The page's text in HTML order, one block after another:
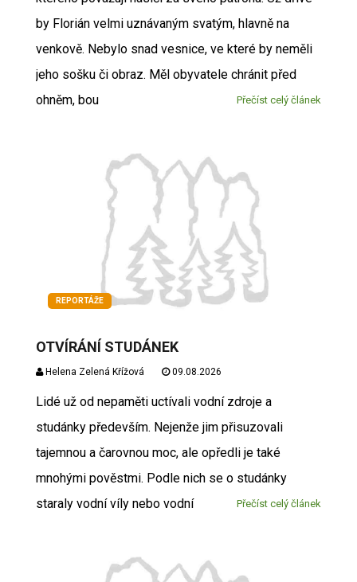
by Florián velmi uznávaným svatým, hlavně na
venkově. Nebylo snad vesnice, ve které by neměli
jeho sošku či obraz. Měl obyvatele chránit před
ohněm, bou
Přečíst celý článek
REPORTÁŽE
OTVÍRÁNÍ STUDÁNEK
Helena Zelená Křížová 09.08.2026
Lidé už od nepaměti uctívali vodní zdroje a
studánky především. Nejenže jim přisuzovali
tajemnou a čarovnou moc, ale opředli je také
mnohými pověstmi. Podle nich se o studánky
staraly vodní víly nebo vodní
Přečíst celý článek